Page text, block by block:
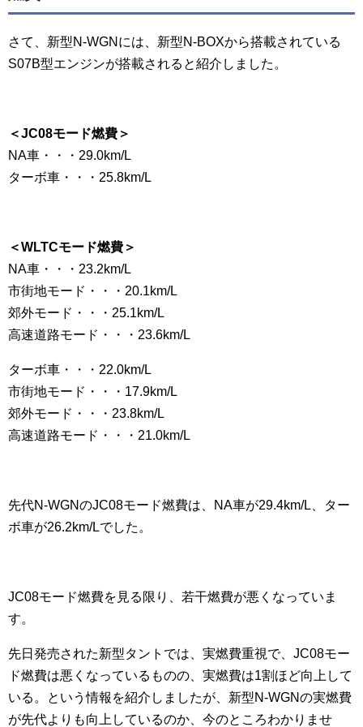
さて、新型N-WGNには、新型N-BOXから搭載されている
S07B型エンジンが搭載されると紹介しました。
＜JC08モード燃費＞
NA車・・・29.0km/L
ターボ車・・・25.8km/L
＜WLTCモード燃費＞
NA車・・・23.2km/L
市街地モード・・・20.1km/L
郊外モード・・・25.1km/L
高速道路モード・・・23.6km/L
ターボ車・・・22.0km/L
市街地モード・・・17.9km/L
郊外モード・・・23.8km/L
高速道路モード・・・21.0km/L
先代N-WGNのJC08モード燃費は、NA車が29.4km/L、ター
ボ車が26.2km/Lでした。
JC08モード燃費を見る限り、若干燃費が悪くなっていま
す。
先日発売された新型タントでは、実燃費重視で、JC08モー
ド燃費は悪くなっているものの、実燃費は1割ほど向上して
いる。という情報を紹介しましたが、新型N-WGNの実燃費
が先代よりも向上しているのか、今のところわかりませ